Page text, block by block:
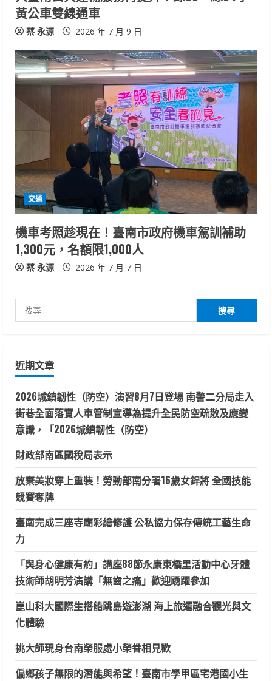
黃公車雙線通車
蔡 永源 2026 年 7 月 9 日
交通
機車考照趁現在！臺南市政府機車駕訓補助
1,300元，名額限1,000人
蔡 永源 2026 年 7 月 7 日
尋
字:
近期文章
2026城鎮韌性（防空）演習8月7日登場 南警二分局走入
街巷全面落實人車管制宣導為提升全民防空疏散及應變
意識，「2026城鎮韌性（防空）
財政部南區國稅局表示
放棄美妝穿上重裝！勞動部南分署16歲女銲將 全國技能
競賽奪牌
臺南完成三座寺廟彩繪修護 公私協力保存傳統工藝生命
力
「與身心健康有約」講座88節永康東橋里活動中心牙體
技術師胡明芳演講「無齒之痛」歡迎踴躍參加
崑山科大國際生搭船跳島遊澎湖 海上旅運融合觀光與文
化體驗
挑大師現身台南榮服處小榮眷相見歡
偏鄉孩子無限的潛能與希望！臺南市學甲區宅港國小生